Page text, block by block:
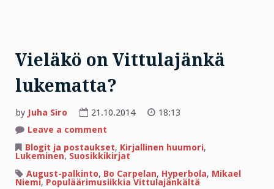
Vieläkö on Vittulajänkä
lukematta?
by Juha Siro 21.10.2014
18:13
Leave a comment
on
Vittulajänkä
lukematta?
Blogit ja postaukset, Kirjallinen huumori,
Lukeminen, Suosikkikirjat
August-palkinto, Bo Carpelan, Hyperbola, Mikael
Niemi, Populäärimusiikkia Vittulajänkältä